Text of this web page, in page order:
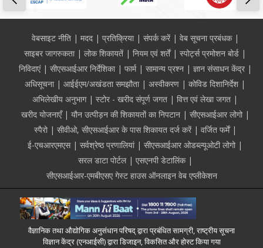
Footerवेबसाइट नीति मदद प्रतिक्रिया संपर्क करें
वेब सूचना प्रबंधक
साइबर जागरुकता
लोक शिकायतें नियम एवं शर्तें
स्पोर्ट्स प्रमोशन बोर्ड
निविदाएं
सीएसआईआर निर्देशिका फार्म सामान्य प्रश्न
ज्ञान संसाधन केंद्र
अधिसूचना
आईईएम/अखंडता समझौता अस्वीकरण
कोविड दिशानिर्देश
अभिलेखीय अनुभाग
स्टोर - खरीद संपूर्ण जगत
वित्त एवं लेखा जगत
खरीद योजनाएँ
यौन उत्पीड़न की शिकायतों का निपटान
सीएसआईआर लोगो
स्पैरो
सीवीओ, सीएसआईआर के पास शिकायत दर्ज करें
वर्जित फर्में
ई-एचआरएमएस
सर्वश्रेष्ठ प्रणालियां
सीएसआईआर ओडब्ल्यूओटी लोगो
सरल डाटा पोर्टल
एसएनपी डेटालिंक
सीएसआईआर-एमबीएसए गेस्ट हाउस ऑनलाइन वेब एप्लीकेशन
वैज्ञानिक तथा औद्योगिक अनुसंधान परिषद् द्वारा प्रबंधित सामग्री, राष्ट्रीय सूचना
विज्ञान केंद्र (एनआईसी) द्वारा डिजाइन, विकसित और होस्ट किया गया